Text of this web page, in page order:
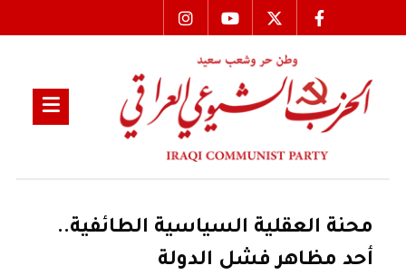
محنة العقلية السياسية الطائفية..
أحد مظاهر فشل الدولة